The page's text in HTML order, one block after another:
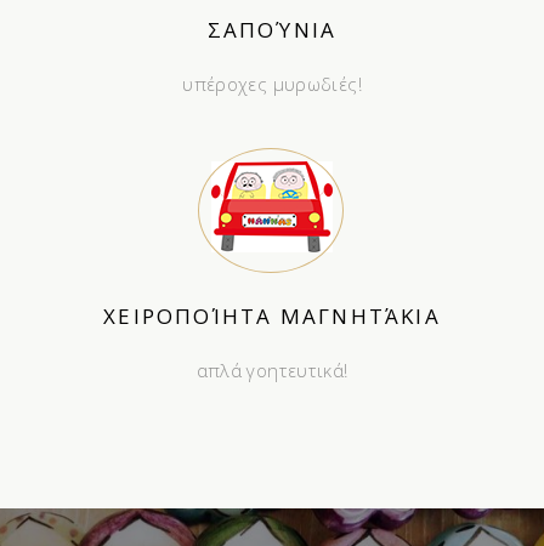
ΣΑΠΟΎΝΙΑ
υπέροχες μυρωδιές!
ΧΕΙΡΟΠΟΊΗΤΑ ΜΑΓΝΗΤΆΚΙΑ
απλά γοητευτικά!